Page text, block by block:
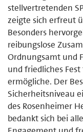
stellvertretenden
zeigte sich erfreut
Besonders
reibungslose
Ordnungsamt und
und friedliches
ermögliche. Der
Sicherheitsniveau
des Rosenheimer
bedankt sich bei